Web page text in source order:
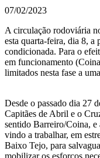
07/02/2023
A circulação rodoviária
esta quarta-feira, dia 8, a
condicionada. Para o
em funcionamento
limitados nesta fase a
Desde o passado dia 27
Capitães de Abril e o
sentido Barreiro/Coina,
vindo a trabalhar, em
Baixo Tejo, para
mobilizar os esforços